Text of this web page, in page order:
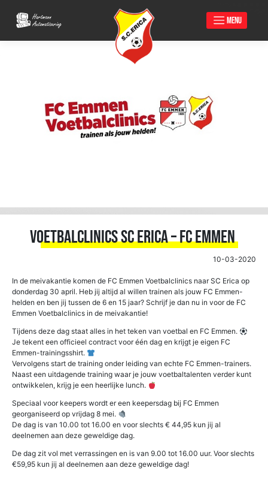
MENU
Voetbalclinics SC Erica – FC Emmen
10-03-2020
In de meivakantie komen de FC Emmen Voetbalclinics naar SC Erica op
donderdag 30 april. Heb jij altijd al willen trainen als jouw FC Emmen-
helden en ben jij tussen de 6 en 15 jaar? Schrijf je dan nu in voor de FC
Emmen Voetbalclinics in de meivakantie!
Tijdens deze dag staat alles in het teken van voetbal en FC Emmen.
Je tekent een officieel contract voor één dag en krijgt je eigen FC
Emmen-trainingsshirt.
Vervolgens start de training onder leiding van echte FC Emmen-trainers.
Naast een uitdagende training waar je jouw voetbaltalenten verder kunt
ontwikkelen, krijg je een heerlijke lunch.
Speciaal voor keepers wordt er een keepersdag bij FC Emmen
georganiseerd op vrijdag 8 mei.
De dag is van 10.00 tot 16.00 en voor slechts € 44,95 kun jij al
deelnemen aan deze geweldige dag.
De dag zit vol met verrassingen en is van 9.00 tot 16.00 uur. Voor slechts
€59,95 kun jij al deelnemen aan deze geweldige dag!